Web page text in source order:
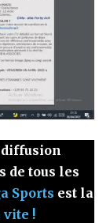
diffusion
de tous les
Sports est la
vite !